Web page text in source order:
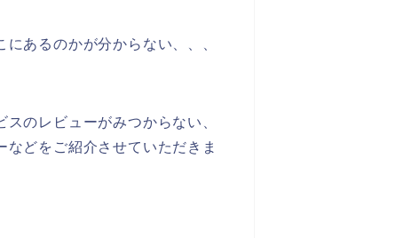
あるのかが分からない、、、
のレビューがみつからない、
どをご紹介させていただきま